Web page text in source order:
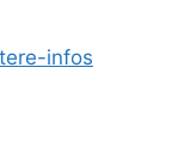
infos